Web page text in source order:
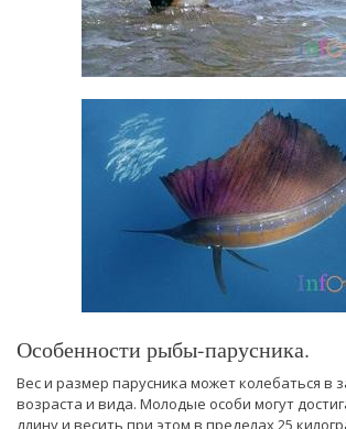
Особенности рыбы-парусника.
Вес и размер парусника может колебаться в
возраста и вида. Молодые особи могут
длину и весить при этом в пределах 25